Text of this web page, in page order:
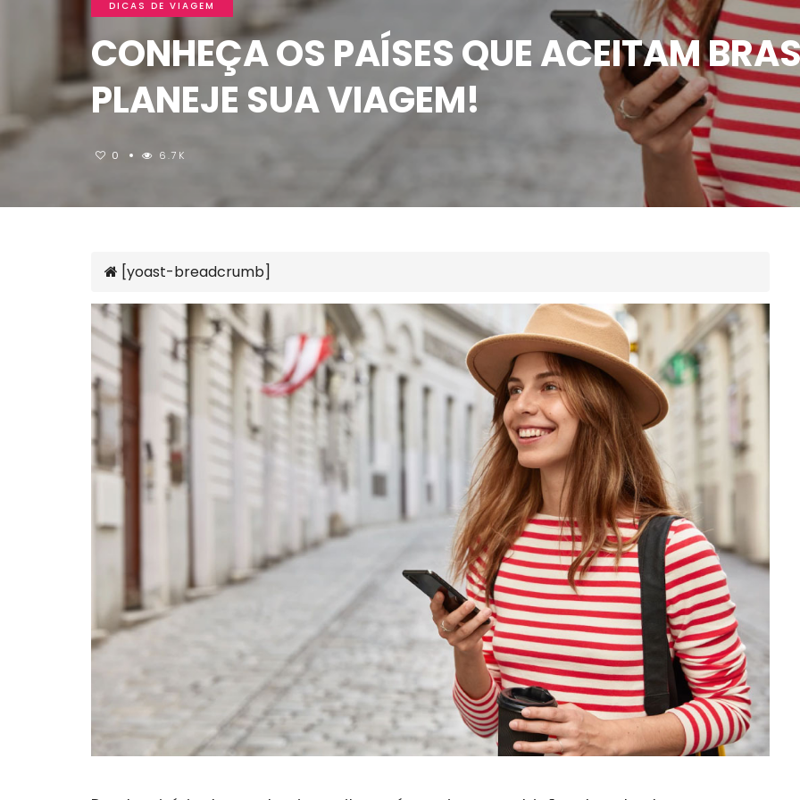
DICAS DE VIAGEM
CONHEÇA OS PAÍSES QUE ACEITAM
PLANEJE SUA VIAGEM!
0 6.7K
[yoast-breadcrumb]
Destinoriente
DESTINORIENTE
"Você pode viajar pelo
mundo e, às vezes, ter menos
mais, mas viajar SEM seguro
viagem nunca pode ser uma
opção, é uma daquelas coisas
você sempre deve ter, mas
nunca precisar usar".